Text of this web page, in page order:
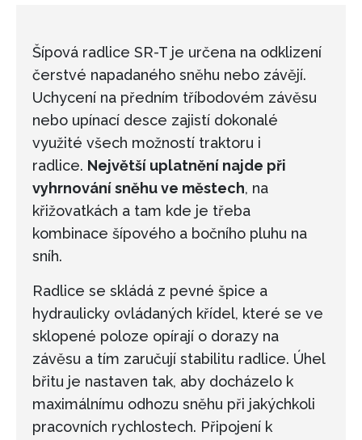
Šípová radlice SR-T je určena na odklizení
čerstvé napadaného sněhu nebo závějí.
Uchycení na předním tříbodovém závěsu
nebo upínací desce zajistí dokonalé
využité všech možností traktoru i
radlice. Největší uplatnění najde při
vyhrnování sněhu ve městech, na
křižovatkách a tam kde je třeba
kombinace šípového a bočního pluhu na
sníh.
Radlice se skládá z pevné špice a
hydraulicky ovládaných křídel, které se ve
sklopené poloze opírají o dorazy na
závěsu a tím zaručují stabilitu radlice. Úhel
břitu je nastaven tak, aby docházelo k
maximálnímu odhozu sněhu při jakýchkoli
pracovních rychlostech. Připojení k